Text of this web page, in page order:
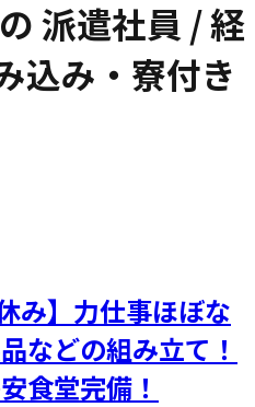
の派遣社員 / 経
込み・寮付き
み】力仕事ほぼな
などの組み立て！
食堂完備！